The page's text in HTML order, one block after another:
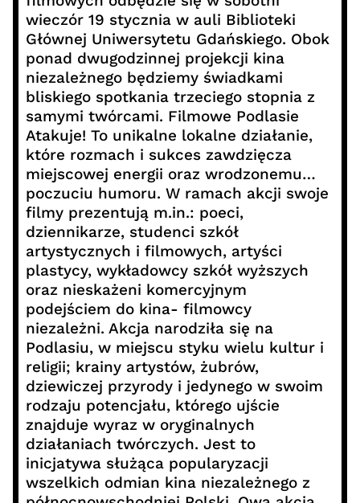
wieczór 19 stycznia w auli Biblioteki
Głównej Uniwersytetu Gdańskiego. Obok
ponad dwugodzinnej projekcji kina
niezależnego będziemy świadkami
bliskiego spotkania trzeciego stopnia z
samymi twórcami. Filmowe Podlasie
Atakuje! To unikalne lokalne działanie,
które rozmach i sukces zawdzięcza
miejscowej energii oraz wrodzonemu…
poczuciu humoru. W ramach akcji swoje
filmy prezentują m.in.: poeci,
dziennikarze, studenci szkół
artystycznych i filmowych, artyści
plastycy, wykładowcy szkół wyższych
oraz nieskażeni komercyjnym
podejściem do kina- filmowcy
niezależni. Akcja narodziła się na
Podlasiu, w miejscu styku wielu kultur i
religii; krainy artystów, żubrów,
dziewiczej przyrody i jedynego w swoim
rodzaju potencjału, którego ujście
znajduje wyraz w oryginalnych
działaniach twórczych. Jest to
inicjatywa służąca popularyzacji
wszelkich odmian kina niezależnego z